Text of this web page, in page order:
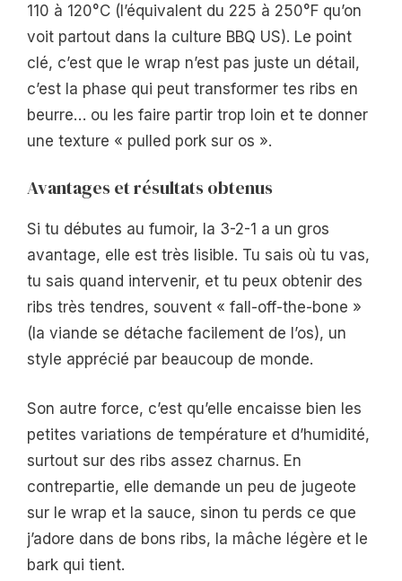
110 à 120°C (l’équivalent du 225 à 250°F qu’on
voit partout dans la culture BBQ US). Le point
clé, c’est que le wrap n’est pas juste un détail,
c’est la phase qui peut transformer tes ribs en
beurre… ou les faire partir trop loin et te donner
une texture « pulled pork sur os ».
Avantages et résultats obtenus
Si tu débutes au fumoir, la 3-2-1 a un gros
avantage, elle est très lisible. Tu sais où tu vas,
tu sais quand intervenir, et tu peux obtenir des
ribs très tendres, souvent « fall-off-the-bone »
(la viande se détache facilement de l’os), un
style apprécié par beaucoup de monde.
Son autre force, c’est qu’elle encaisse bien les
petites variations de température et d’humidité,
surtout sur des ribs assez charnus. En
contrepartie, elle demande un peu de jugeote
sur le wrap et la sauce, sinon tu perds ce que
j’adore dans de bons ribs, la mâche légère et le
bark qui tient.